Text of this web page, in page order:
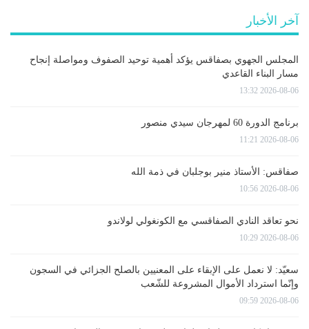
آخر الأخبار
المجلس الجهوي بصفاقس يؤكد أهمية توحيد الصفوف ومواصلة إنجاح
مسار البناء القاعدي
2026-08-06 13:32
برنامج الدورة 60 لمهرجان سيدي منصور
2026-08-06 11:21
صفاقس: الأستاذ منير بوجلبان في ذمة الله
2026-08-06 10:56
نحو تعاقد النادي الصفاقسي مع الكونغولي لولاندو
2026-08-06 10:29
سعيّد: لا نعمل على الإبقاء على المعنيين بالصلح الجزائي في السجون
وإنّما استرداد الأموال المشروعة للشّعب
2026-08-06 09:59